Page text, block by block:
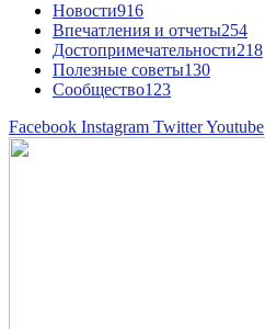
Новости916
Впечатления и отчеты254
Достопримечательности218
Полезные советы130
Сообщество123
Facebook Instagram TwitterYoutube